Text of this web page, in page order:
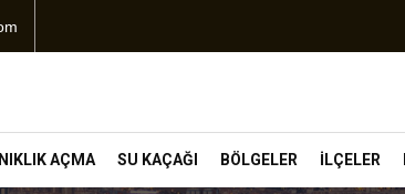
AÇMA SU KAÇAĞI BÖLGELER İLÇELER